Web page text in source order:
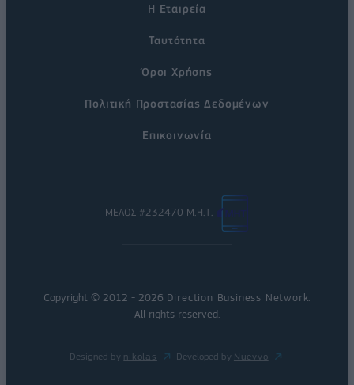
Η Εταιρεία
Ταυτότητα
Όροι Χρήσης
Πολιτική Προστασίας Δεδομένων
Επικοινωνία
ΜΕΛΟΣ #232470 Μ.Η.Τ.
Copyright © 2012 - 2026 Direction Business Network
All rights reserved.
Designed by nikolas Developed by Nuevvo